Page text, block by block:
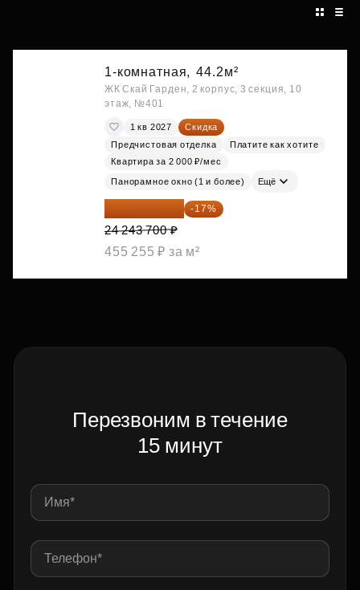
1-комнатная, 44.2м²
ЖК Скай Гарден, 2 корпус, 3 секция, 10
этаж, №401
1 кв 2027
Скидка
Предчистовая отделка
Платите как хотите
Квартира за 2 000 ₽/мес
Панорамное окно (1 и более) Ещё
20 122 271 ₽ -17%
24 243 700 ₽
455 255 ₽ за м²
Перезвоним в течение
15 минут